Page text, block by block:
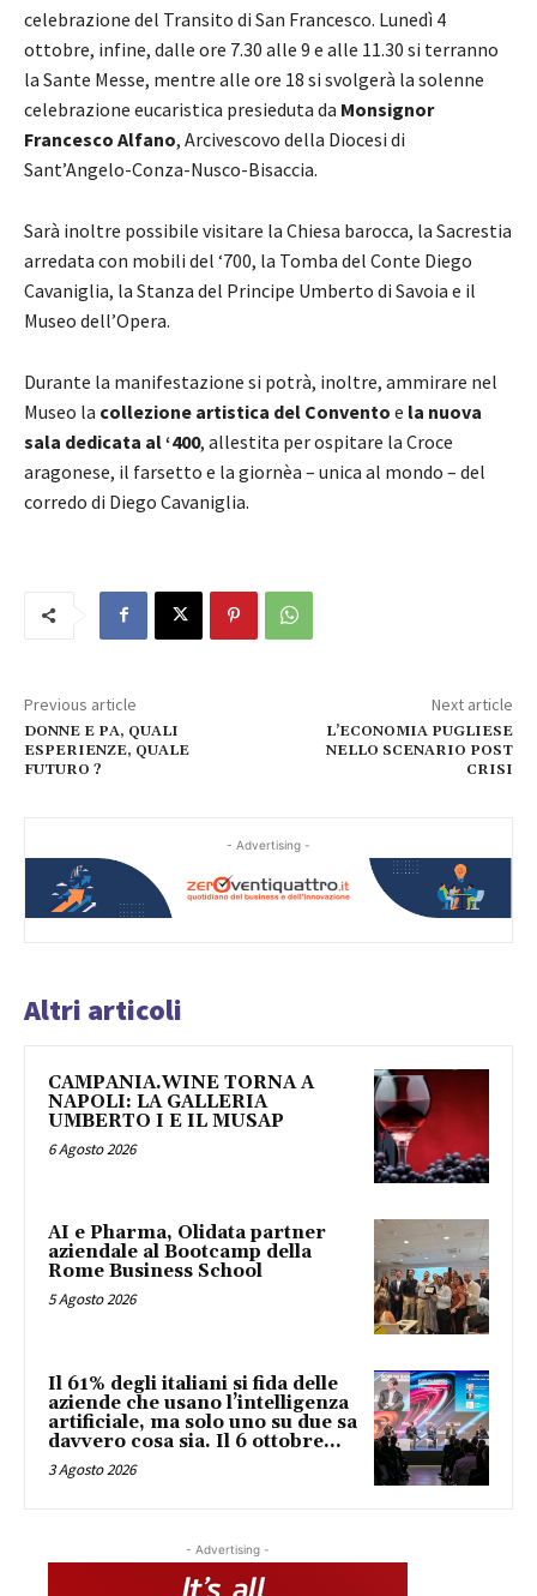
celebrazione del Transito di San Francesco. Lunedì 4
ottobre, infine, dalle ore 7.30 alle 9 e alle 11.30 si terranno
la Sante Messe, mentre alle ore 18 si svolgerà la solenne
celebrazione eucaristica presieduta da Monsignor
Francesco Alfano, Arcivescovo della Diocesi di
Sant’Angelo-Conza-Nusco-Bisaccia.
Sarà inoltre possibile visitare la Chiesa barocca, la Sacrestia
arredata con mobili del ‘700, la Tomba del Conte Diego
Cavaniglia, la Stanza del Principe Umberto di Savoia e il
Museo dell’Opera.
Durante la manifestazione si potrà, inoltre, ammirare nel
Museo la collezione artistica del Convento e la nuova
sala dedicata al ‘400, allestita per ospitare la Croce
aragonese, il farsetto e la giornèa – unica al mondo – del
corredo di Diego Cavaniglia.
Previous article
DONNE E PA, QUALI
ESPERIENZE, QUALE
FUTURO ?
Next article
L’ECONOMIA PUGLIESE
NELLO SCENARIO POST
CRISI
- Advertising -
Altri articoli
CAMPANIA.WINE TORNA A
NAPOLI: LA GALLERIA
UMBERTO I E IL MUSAP
6 Agosto 2026
AI e Pharma, Olidata partner
aziendale al Bootcamp della
Rome Business School
5 Agosto 2026
Il 61% degli italiani si fida delle
aziende che usano l’intelligenza
artificiale, ma solo uno su due sa
davvero cosa sia. Il 6 ottobre...
3 Agosto 2026
- Advertising -